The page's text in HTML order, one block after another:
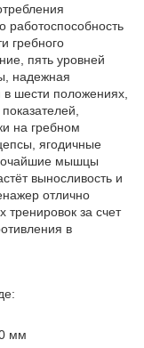
гребного
пять уровней
надежная
шести положениях,
на гребном
ягодичные
мышцы
выносливость и
отлично
тренировок за счет
в
мм